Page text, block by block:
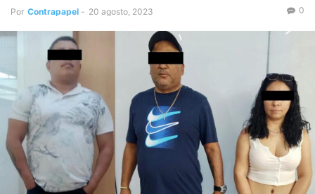
Por Contrapapel - 20 agosto, 2023 0